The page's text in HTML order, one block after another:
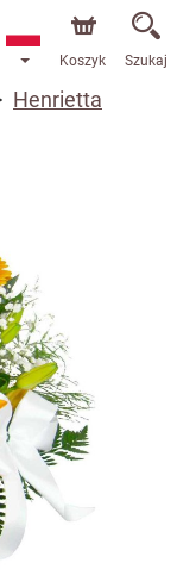
Koszyk Szukaj
Henrietta